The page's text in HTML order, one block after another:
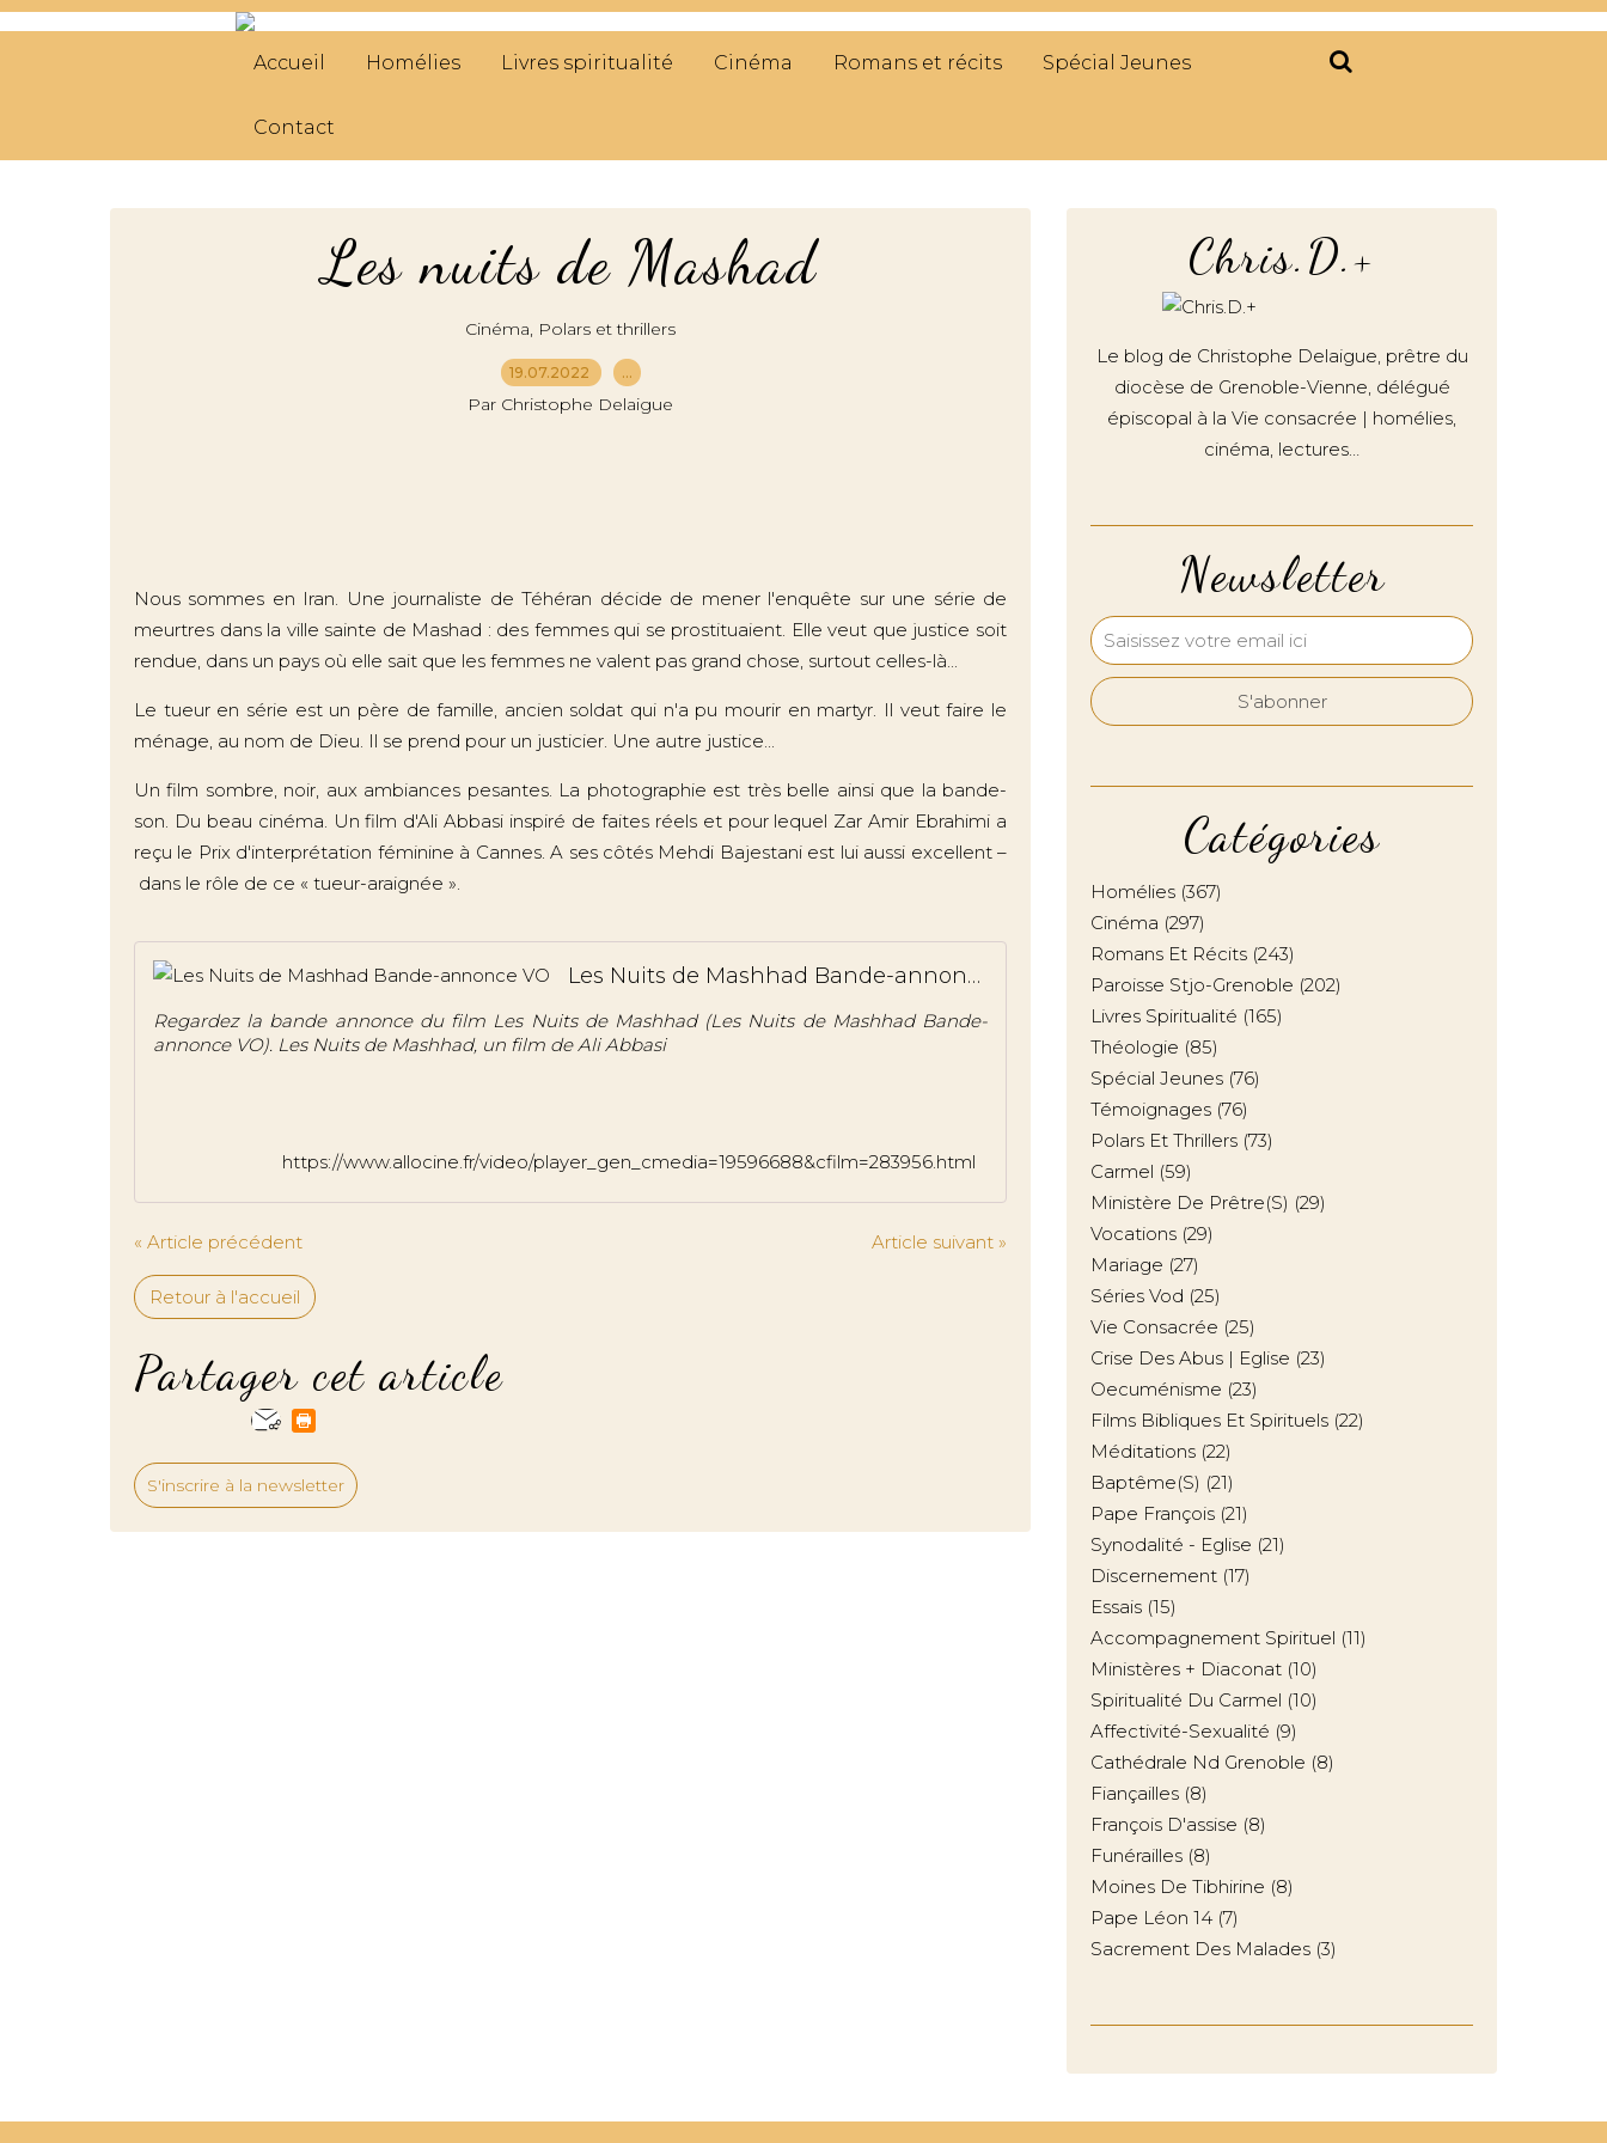
Accueil Homélies Livres spiritualité Cinéma Romans et récits Spécial Jeunes
Contact
Les nuits de Mashad
Cinéma, Polars et thrillers
19.07.2022 …
Par Christophe Delaigue
Nous sommes en Iran. Une journaliste de Téhéran décide de mener l'enquête sur une série de
meurtres dans la ville sainte de Mashad : des femmes qui se prostituaient. Elle veut que justice soit
rendue, dans un pays où elle sait que les femmes ne valent pas grand chose, surtout celles-là...
Le tueur en série est un père de famille, ancien soldat qui n'a pu mourir en martyr. Il veut faire le
ménage, au nom de Dieu. Il se prend pour un justicier. Une autre justice...
Un film sombre, noir, aux ambiances pesantes. La photographie est très belle ainsi que la bande-
son. Du beau cinéma. Un film d'Ali Abbasi inspiré de faites réels et pour lequel Zar Amir Ebrahimi a
reçu le Prix d'interprétation féminine à Cannes. A ses côtés Mehdi Bajestani est lui aussi excellent –
dans le rôle de ce « tueur-araignée ».
Les Nuits de Mashhad Bande-annonce VO
Regardez la bande annonce du film Les Nuits de Mashhad (Les Nuits de Mashhad Bande-
annonce VO). Les Nuits de Mashhad, un film de Ali Abbasi
https://www.allocine.fr/video/player_gen_cmedia=19596688&cfilm=283956.html
« Article précédent Article suivant »
Retour à l'accueil
Partager cet article
S'inscrire à la newsletter
Newsletter
Catégories
Homélies (367)
Cinéma (297)
Romans Et Récits (243)
Paroisse Stjo-Grenoble (202)
Livres Spiritualité (165)
Théologie (85)
Spécial Jeunes (76)
Témoignages (76)
Polars Et Thrillers (73)
Carmel (59)
Ministère De Prêtre(s) (29)
Vocations (29)
Mariage (27)
Séries Vod (25)
Vie Consacrée (25)
Crise Des Abus | Eglise (23)
Oecuménisme (23)
Films Bibliques Et Spirituels (22)
Méditations (22)
Baptême(s) (21)
Pape François (21)
Synodalité - Eglise (21)
Discernement (17)
Essais (15)
Accompagnement Spirituel (11)
Ministères + Diaconat (10)
Spiritualité Du Carmel (10)
Affectivité-Sexualité (9)
Cathédrale Nd Grenoble (8)
Fiançailles (8)
François D'assise (8)
Funérailles (8)
Moines De Tibhirine (8)
Pape Léon 14 (7)
Sacrement Des Malades (3)
Chris.D.+
Le blog de Christophe Delaigue, prêtre du
diocèse de Grenoble-Vienne, délégué
épiscopal à la Vie consacrée | homélies,
cinéma, lectures…